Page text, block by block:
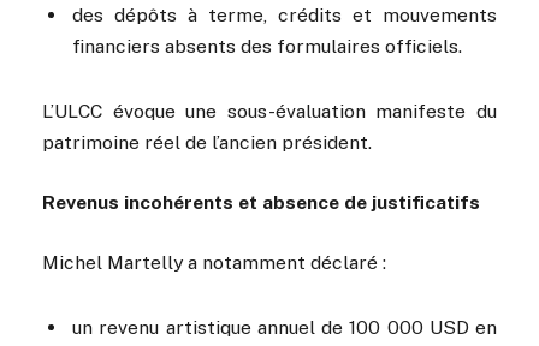
des dépôts à terme, crédits et mouvements
financiers absents des formulaires officiels.
L’ULCC évoque une sous-évaluation manifeste du
patrimoine réel de l’ancien président.
Revenus incohérents et absence de justificatifs
Michel Martelly a notamment déclaré :
un revenu artistique annuel de 100 000 USD en